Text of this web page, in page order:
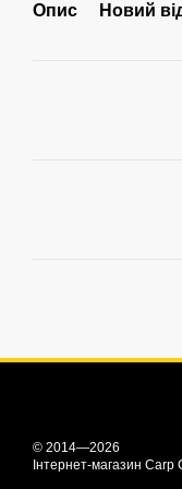
Опис Новий
© 2014—2026
Інтернет-магазин Carp